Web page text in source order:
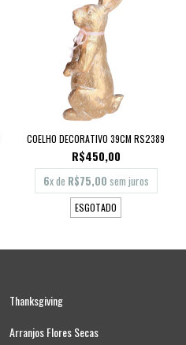
COELHO DECORATIVO 39CM RS2389
R$450,00
6x de R$75,00 sem juros
ESGOTADO
Thanksgiving
Arranjos Flores Secas